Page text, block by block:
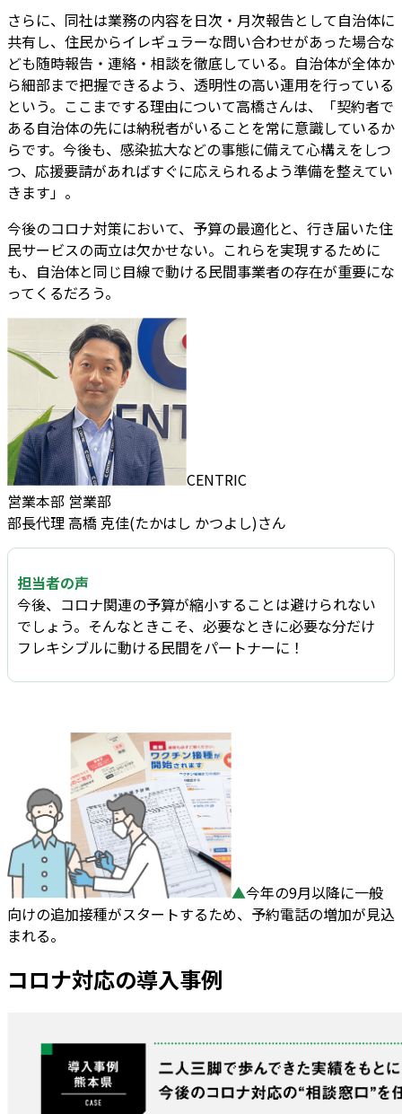
さらに、同社は業務の内容を日次・月次報告として自治体に
共有し、住民からイレギュラーな問い合わせがあった場合な
ども随時報告・連絡・相談を徹底している。自治体が全体か
ら細部まで把握できるよう、透明性の高い運用を行っている
という。ここまでする理由について高橋さんは、「契約者で
ある自治体の先には納税者がいることを常に意識しているか
らです。今後も、感染拡大などの事態に備えて心構えをしつ
つ、応援要請があればすぐに応えられるよう準備を整えてい
きます」。
今後のコロナ対策において、予算の最適化と、行き届いた住
民サービスの両立は欠かせない。これらを実現するために
も、自治体と同じ目線で動ける民間事業者の存在が重要にな
ってくるだろう。
CENTRIC
営業本部 営業部
部長代理 高橋 克佳(たかはし かつよし)さん
担当者の声
今後、コロナ関連の予算が縮小することは避けられない
でしょう。そんなときこそ、必要なときに必要な分だけ
フレキシブルに動ける民間をパートナーに！
▲今年の9月以降に一般
向けの追加接種がスタートするため、予約電話の増加が見込
まれる。
コロナ対応の導入事例